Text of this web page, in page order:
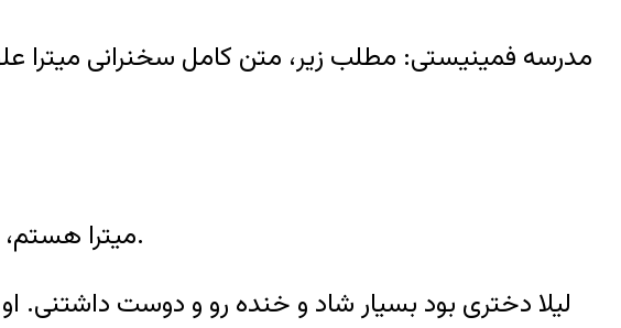
مدرسه فمینیستی: مطلب زیر، متن کامل سخنرانی میترا
میترا هستم، خواهر لیلا علوی، که بی رحمانه به دست شوهر سابقش، جان شیرنش را از دست داد.